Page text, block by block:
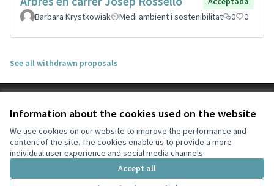
Information about the cookies used on the website
We use cookies on our website to improve the performance and
content of the site. The cookies enable us to provide a more
individual user experience and social media channels.
Accept all
Barbara Krystkowiak
Medi ambient i sostenibilitat 0 0
See all withdrawn proposals
Cookie settings
Participa Tiana at X
(External link)
Participa Tiana at Facebook
(External link)
Participa Tiana at Instagram
(External link)
Participa Tiana at YouTube
(External link)
English
Triar la llengua Elegir el idiomaChoose language